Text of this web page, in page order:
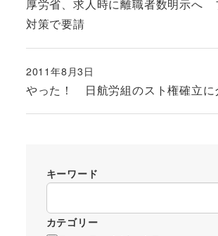
厚労省、求人時に離職者数明示へ
対策で要請
やった！ 日航労組のスト権確立
投稿日
2011年8月3日
キーワード
カテゴリー